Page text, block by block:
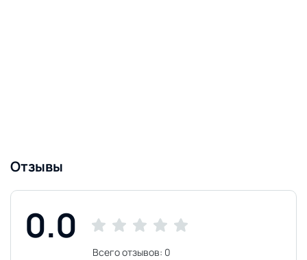
Отзывы
0.0
Всего отзывов: 0